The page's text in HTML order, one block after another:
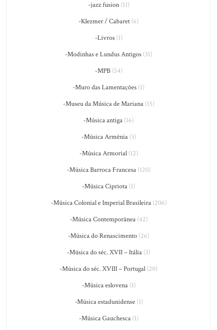
-jazz fusion(11)
-Klezmer / Cabaret (6)
-Livros(1)
-Modinhas e Lundus Antigos (31)
-MPB(54)
-Muro das Lamentações (1)
-Museu da Música de Mariana(15)
-Música antiga (16)
-Música Armênia(3)
-Música Armorial(12)
-Música Barroca Francesa(120)
-Música Cipriota (1)
-Música Colonial e Imperial Brasileira(206)
-Música Contemporânea(42)
-Música do Renascimento (26)
-Música do séc. XVII – Itália (3)
-Música do séc. XVIII – Portugal (20)
-Música eslovena(1)
-Música estadunidense(1)
-Música Gauchesca(1)